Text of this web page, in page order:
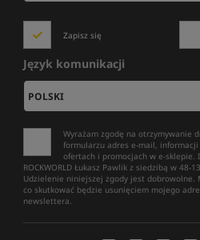
Zapisz się
Język komunikacji
Wyrażam zgodę na otrzymywanie
formularzu adres e-mail,
ofertach i promocjach w e-sklepie.
ROCKWORLD Łukasz Pawlik z siedzibą w
Udzielenie niniejszej zgody jest dobrowolne.
co skutkować będzie usunięciem mojego
newslettera.